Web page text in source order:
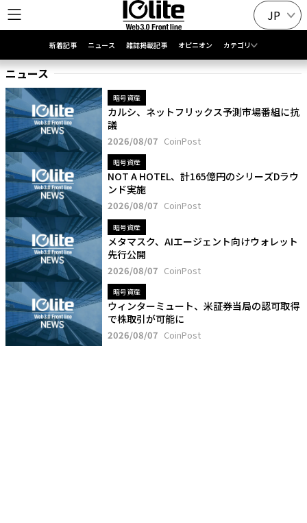
JP
新着記事 ニュース 雑誌掲載記事 オピニオン カテゴリ
ニュース
暗号資産
カルシ、ネットフリックス予測市場番組に抗
議
2026/08/07 CoinPost
暗号資産
NOT A HOTEL、計165億円のシリーズDラウ
ンド実施
2026/08/07 CoinPost
暗号資産
メタマスク、AIエージェント向けウォレット
先行公開
2026/08/07 CoinPost
暗号資産
ウィンターミュート、米証券当局の認可取得
で株取引が可能に
2026/08/07 CoinPost